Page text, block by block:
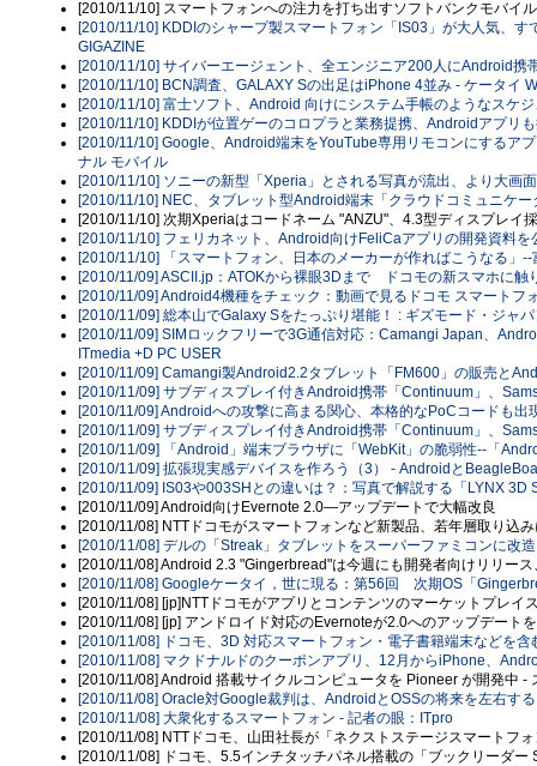
[2010/11/10] スマートフォンへの注力を打ち出すソフトバンクモバイ
[2010/11/10] KDDIのシャープ製スマートフォン「IS03」が大人気、
GIGAZINE
[2010/11/10] サイバーエージェント、全エンジニア200人にAndroid携
[2010/11/10] BCN調査、GALAXY Sの出足はiPhone 4並み - ケータイ
[2010/11/10] 富士ソフト、Android 向けにシステム手帳のようなスケ
[2010/11/10] KDDIが位置ゲーのコロプラと業務提携、Androidアプリ
[2010/11/10] Google、Android端末をYouTube専用リモコンにするア
ナル モバイル
[2010/11/10] ソニーの新型「Xperia」とされる写真が流出、より大画
[2010/11/10] NEC、タブレット型Android端末「クラウドコミュニケ
[2010/11/10] 次期Xperiaはコードネーム "ANZU"、4.3型ディスプレイ
[2010/11/10] フェリカネット、Android向けFeliCaアプリの開発資料を
[2010/11/10] 「スマートフォン、日本のメーカーが作ればこうなる」
[2010/11/09] ASCII.jp：ATOKから裸眼3Dまで ドコモの新スマホに触
[2010/11/09] Android4機種をチェック：動画で見るドコモ スマート
[2010/11/09] 総本山でGalaxy Sをたっぷり堪能！ : ギズモード・ジャ
[2010/11/09] SIMロックフリーで3G通信対応：Camangi Japan、
ITmedia +D PC USER
[2010/11/09] Camangi製Android2.2タブレット「FM600」の販売と
[2010/11/09] サブディスプレイ付きAndroid携帯「Continuum」、
[2010/11/09] Androidへの攻撃に高まる関心、本格的なPoCコードも出
[2010/11/09] サブディスプレイ付きAndroid携帯「Continuum」、
[2010/11/09] 「Android」端末ブラウザに「WebKit」の脆弱性--「
[2010/11/09] 拡張現実感デバイスを作ろう（3） - Androidと
[2010/11/09] IS03や003SHとの違いは？：写真で解説する「LYNX
[2010/11/09] Android向けEvernote 2.0―アップデートで大幅改良
[2010/11/08] NTTドコモがスマートフォンなど新製品、若年層取り込
[2010/11/08] デルの「Streak」タブレットをスーパーファミコンに改
[2010/11/08] Android 2.3 "Gingerbread"は今週にも開発者向けリリー
[2010/11/08] Googleケータイ，世に現る：第56回 次期OS「
[2010/11/08] [jp]NTTドコモがアプリとコンテンツのマーケットプレイ
[2010/11/08] [jp] アンドロイド対応のEvernoteが2.0へのアップデート
[2010/11/08] ドコモ、3D 対応スマートフォン・電子書籍端末などを
[2010/11/08] マクドナルドのクーポンアプリ、12月からiPhone、
[2010/11/08] Android 搭載サイクルコンピュータを Pioneer が開発中 -
[2010/11/08] Oracle対Google裁判は、AndroidとOSSの将来を左右す
[2010/11/08] 大衆化するスマートフォン - 記者の眼：ITpro
[2010/11/08] NTTドコモ、山田社長が「ネクストステージスマートフ
[2010/11/08] ドコモ、5.5インチタッチパネル搭載の「ブックリーダ